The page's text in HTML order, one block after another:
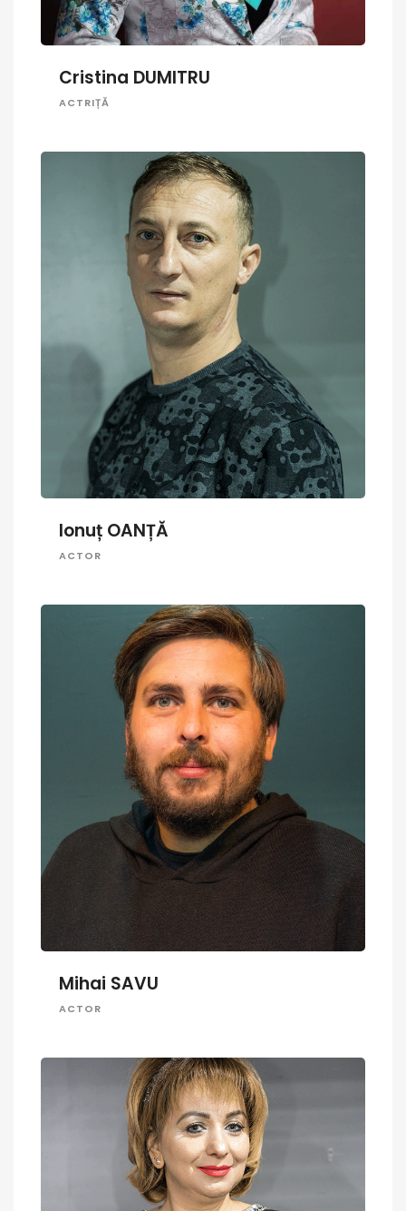
Cristina DUMITRU
ACTRIȚĂ
Ionuț OANȚĂ
ACTOR
Mihai SAVU
ACTOR